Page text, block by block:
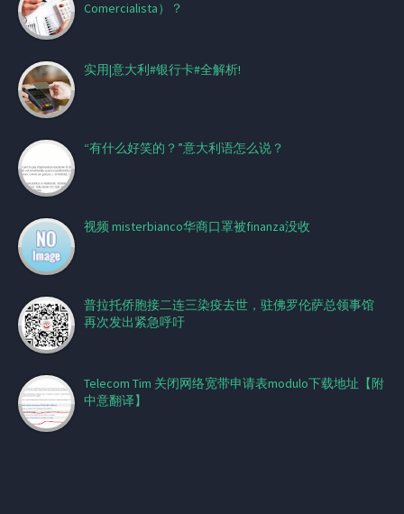
Comercialista）？
实用|意大利#银行卡#全解析!
“有什么好笑的？”意大利语怎么说？
视频 misterbianco华商口罩被finanza没收
普拉托侨胞接二连三染疫去世，驻佛罗伦萨总领事馆
再次发出紧急呼吁
Telecom Tim 关闭网络宽带申请表modulo下载地址【附
中意翻译】